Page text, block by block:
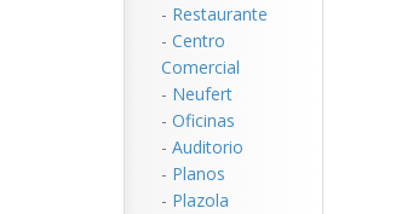
- Restaurante
- Centro
Comercial
- Neufert
- Oficinas
- Auditorio
- Planos
- Plazola